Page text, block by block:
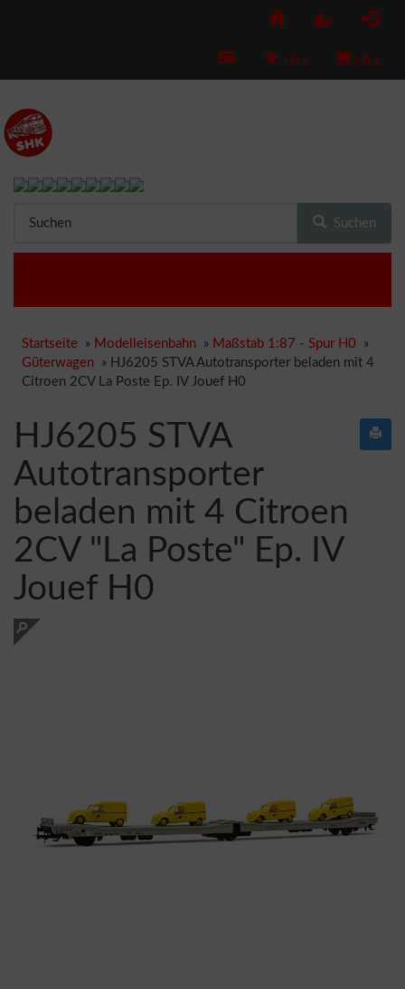
( 0 ) ( 0 )
Suchen
Startseite » Modelleisenbahn » Maßstab 1:87 - Spur H0 »
Güterwagen » HJ6205 STVA Autotransporter beladen mit 4
Citroen 2CV La Poste Ep. IV Jouef H0
HJ6205 STVA
Autotransporter
beladen mit 4 Citroen
2CV "La Poste" Ep. IV
Jouef H0